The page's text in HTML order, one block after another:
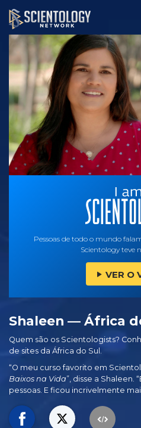
Pessoas de todo o mundo
Scientology teve
VER O
Shaleen — África
Quem são os Scientologists?
de sites da África do Sul.
“O meu curso favorito em
Baixos na Vida”, disse a Shaleen.
pessoas. E ficou incrivelmente